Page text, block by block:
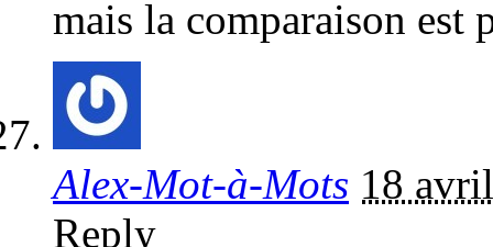
mais la comparaison est
Alex-Mot-à-Mots 18
Reply